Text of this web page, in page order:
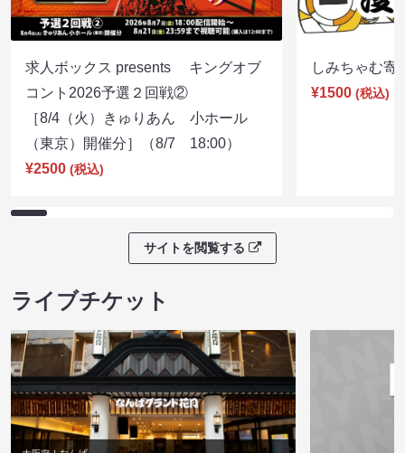
求人ボックス presents キングオブ
コント2026予選２回戦②
［8/4（火）きゅりあん 小ホール
（東京）開催分］（8/7 18:00）
¥2500 (税込)
しみちゃむ
¥1500 (税込)
サイトを閲覧する
ライブチケット